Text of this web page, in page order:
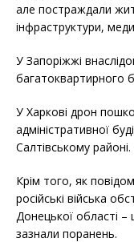
але постраждали
інфраструктури,
У Запоріжжі
багатоквартирного
У Харкові дрон
адміністративної
Салтівському
Крім того, як
російські війська
Донецької області
зазнали поранень.